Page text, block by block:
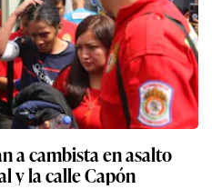
a cambista en asalto
y la calle Capón